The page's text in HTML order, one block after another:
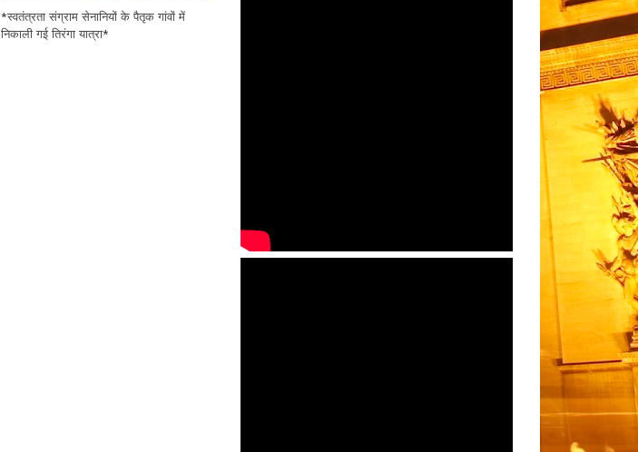
*स्वतंत्रता संग्राम सेनानियों के पैतृक गांवों में
निकाली गई तिरंगा यात्रा*